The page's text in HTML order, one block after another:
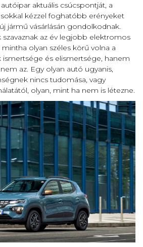
aktuális csúcspontját, a
kézzel foghatóbb erényeket
jármű vásárlásán gondolkodnak.
szavaznak az év legjobb elektromos
olyan széles körű volna a
és elismertsége, hanem
az. Egy olyan autó ugyanis,
nincs tudomása, vagy
olyan, mint ha nem is létezne.